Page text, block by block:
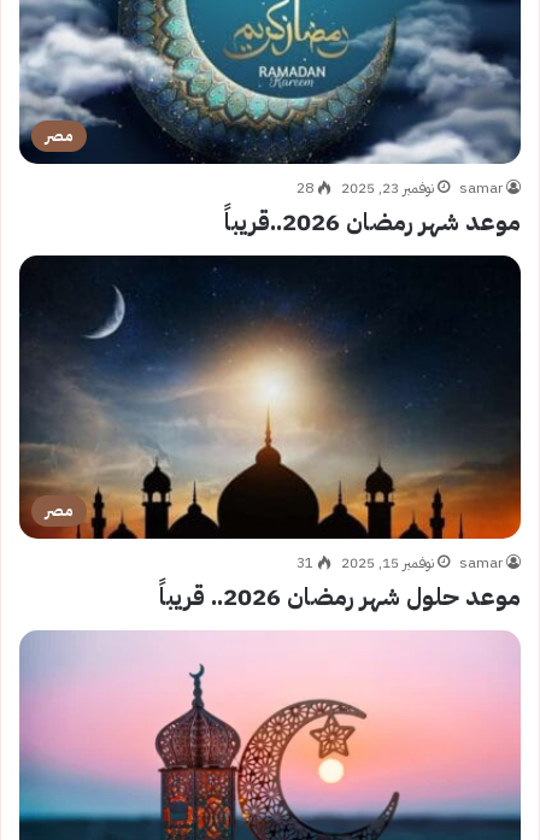
مصر
samar نوفمبر 23, 2025 28
موعد شهر رمضان 2026..قريباً
مصر
samar نوفمبر 15, 2025 31
موعد حلول شهر رمضان 2026.. قريباً